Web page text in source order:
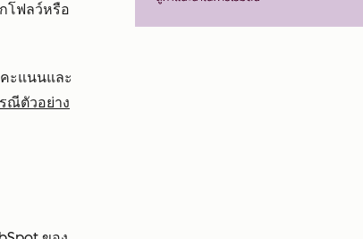
กโฟลว์หรือ
ะแนนและ
ณีตัวอย่าง